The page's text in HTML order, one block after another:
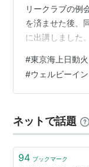
リークラブの例
を済ませた後、
に出講しました
災保険の九州ク
倉高校の同級生
もあるトップ保
り、圧倒されま
紹介をされまし
#東京海上日動
#ウェルビーイ
ネットで話題
94 ブックマーク